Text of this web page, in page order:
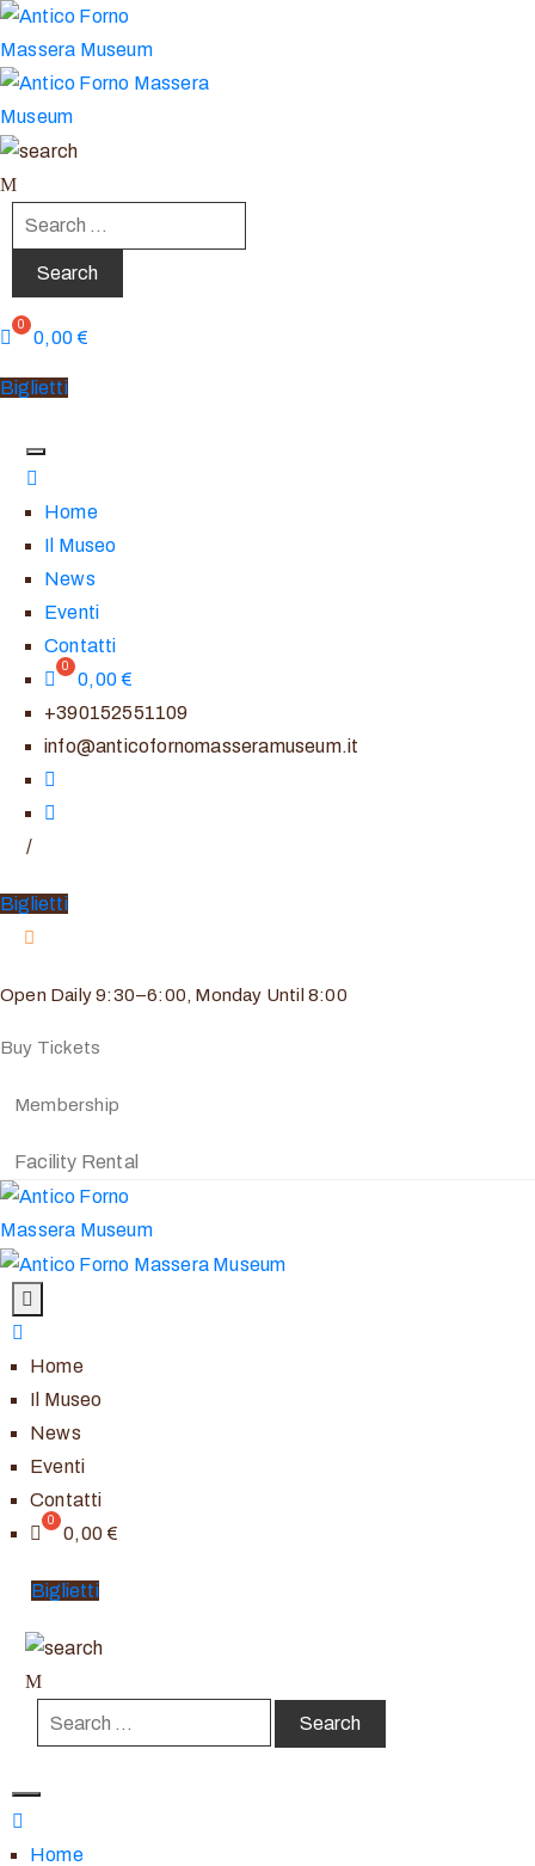
0,00 €
Biglietti
Home
Il Museo
News
Eventi
Contatti
0,00 €
+390152551109
info@anticofornomasseramuseum.it
/
Biglietti
Open Daily 9:30–6:00, Monday Until 8:00
Buy Tickets
Membership
Facility Rental
Home
Il Museo
News
Eventi
Contatti
0,00 €
Biglietti
Home